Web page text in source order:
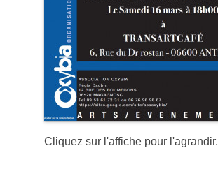
Cliquez sur l'affiche pour l'agrandir.